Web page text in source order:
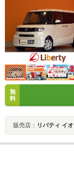
無
料
販売店： リバティ イ